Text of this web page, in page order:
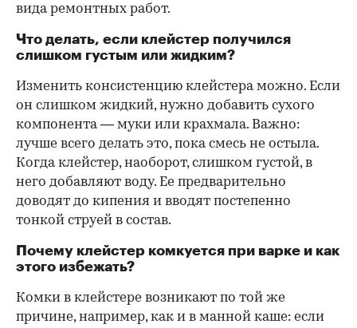
вида ремонтных работ.
Что делать, если клейстер получился
слишком густым или жидким?
Изменить консистенцию клейстера можно. Если
он слишком жидкий, нужно добавить сухого
компонента — муки или крахмала. Важно:
лучше всего делать это, пока смесь не остыла.
Когда клейстер, наоборот, слишком густой, в
него добавляют воду. Ее предварительно
доводят до кипения и вводят постепенно
тонкой струей в состав.
Почему клейстер комкуется при варке и как
этого избежать?
Комки в клейстере возникают по той же
причине, например, как и в манной каше: если